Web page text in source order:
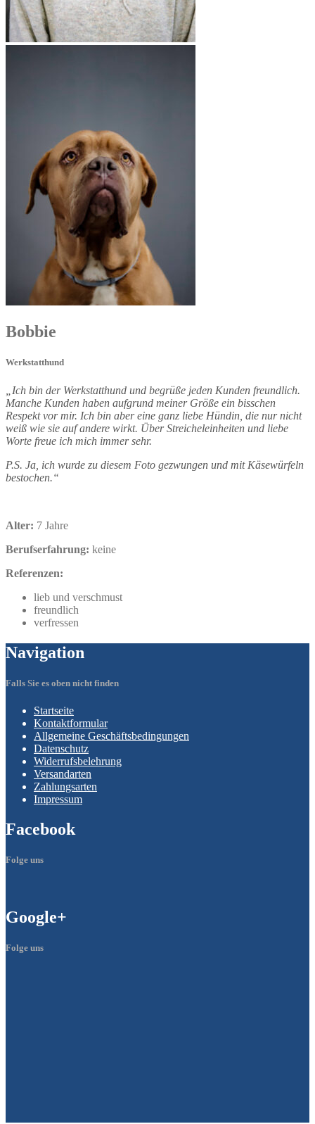
Bobbie
Werkstatthund
„Ich bin der Werkstatthund und begrüße jeden Kunden freundlich.
Manche Kunden haben aufgrund meiner Größe ein bisschen
Respekt vor mir. Ich bin aber eine ganz liebe Hündin, die nur nicht
weiß wie sie auf andere wirkt. Über Streicheleinheiten und liebe
Worte freue ich mich immer sehr.
P.S. Ja, ich wurde zu diesem Foto gezwungen und mit Käsewürfeln
bestochen.“
Alter: 7 Jahre
Berufserfahrung: keine
Referenzen:
lieb und verschmust
freundlich
verfressen
Navigation
Falls Sie es oben nicht finden
Startseite
Kontaktformular
Allgemeine Geschäftsbedingungen
Datenschutz
Widerrufsbelehrung
Versandarten
Zahlungsarten
Impressum
Facebook
Folge uns
Google+
Folge uns